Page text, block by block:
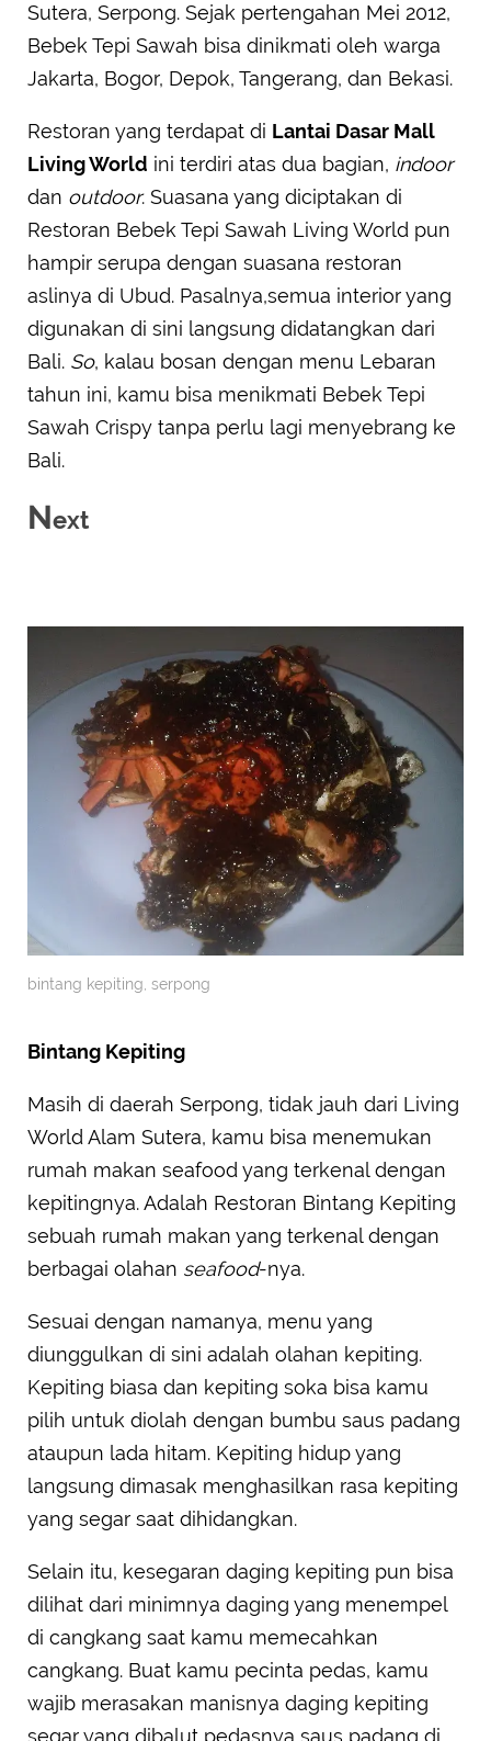
Sutera, Serpong. Sejak pertengahan Mei 2012,
Bebek Tepi Sawah bisa dinikmati oleh warga
Jakarta, Bogor, Depok, Tangerang, dan Bekasi.
Restoran yang terdapat di Lantai Dasar Mall
Living World ini terdiri atas dua bagian, indoor
dan outdoor. Suasana yang diciptakan di
Restoran Bebek Tepi Sawah Living World pun
hampir serupa dengan suasana restoran
aslinya di Ubud. Pasalnya,semua interior yang
digunakan di sini langsung didatangkan dari
Bali. So, kalau bosan dengan menu Lebaran
tahun ini, kamu bisa menikmati Bebek Tepi
Sawah Crispy tanpa perlu lagi menyebrang ke
Bali.
Next
bintang kepiting, serpong
Bintang Kepiting
Masih di daerah Serpong, tidak jauh dari Living
World Alam Sutera, kamu bisa menemukan
rumah makan seafood yang terkenal dengan
kepitingnya. Adalah Restoran Bintang Kepiting
sebuah rumah makan yang terkenal dengan
berbagai olahan seafood-nya.
Sesuai dengan namanya, menu yang
diunggulkan di sini adalah olahan kepiting.
Kepiting biasa dan kepiting soka bisa kamu
pilih untuk diolah dengan bumbu saus padang
ataupun lada hitam. Kepiting hidup yang
langsung dimasak menghasilkan rasa kepiting
yang segar saat dihidangkan.
Selain itu, kesegaran daging kepiting pun bisa
dilihat dari minimnya daging yang menempel
di cangkang saat kamu memecahkan
cangkang. Buat kamu pecinta pedas, kamu
wajib merasakan manisnya daging kepiting
segar yang dibalut pedasnya saus padang di